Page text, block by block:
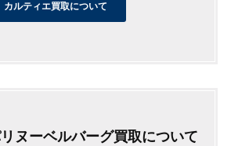
カルティエ買取について
ヌーベルバーグ買取について